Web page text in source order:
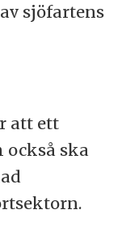
sjöfartens
att ett
också ska